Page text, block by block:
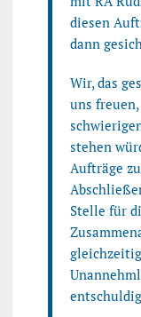
diesen
dann
Wir, das
uns
stehen
Aufträge
Stelle für